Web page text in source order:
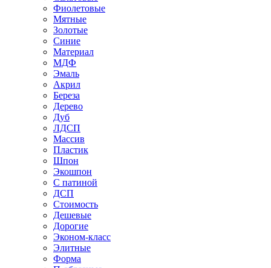
Фиолетовые
Мятные
Золотые
Синие
Материал
МДФ
Эмаль
Акрил
Береза
Дерево
Дуб
ЛДСП
Массив
Пластик
Шпон
Экошпон
С патиной
ДСП
Стоимость
Дешевые
Дорогие
Эконом-класс
Элитные
Форма